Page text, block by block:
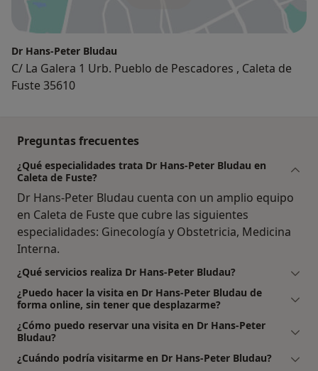
Dr Hans-Peter Bludau
C/ La Galera 1 Urb. Pueblo de Pescadores , Caleta de
Fuste 35610
Preguntas frecuentes
¿Qué especialidades trata Dr Hans-Peter Bludau en
Caleta de Fuste?
Dr Hans-Peter Bludau cuenta con un amplio equipo
en Caleta de Fuste que cubre las siguientes
especialidades: Ginecología y Obstetricia, Medicina
Interna.
¿Qué servicios realiza Dr Hans-Peter Bludau?
¿Puedo hacer la visita en Dr Hans-Peter Bludau de
forma online, sin tener que desplazarme?
¿Cómo puedo reservar una visita en Dr Hans-Peter
Bludau?
¿Cuándo podría visitarme en Dr Hans-Peter Bludau?